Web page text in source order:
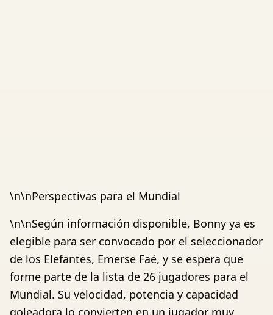
\n\nPerspectivas para el Mundial
\n\nSegún información disponible, Bonny ya es
elegible para ser convocado por el seleccionador
de los Elefantes, Emerse Faé, y se espera que
forme parte de la lista de 26 jugadores para el
Mundial. Su velocidad, potencia y capacidad
goleadora lo convierten en un jugador muy